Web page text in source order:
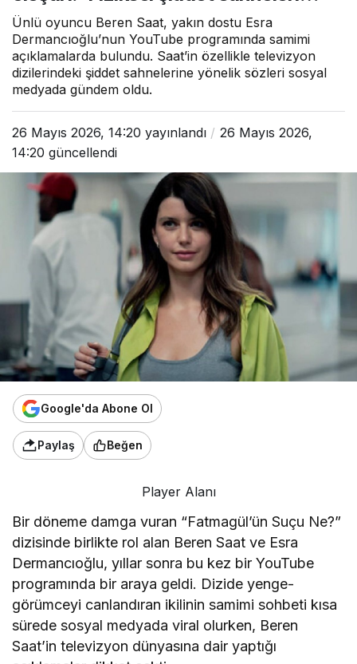
Ünlü oyuncu Beren Saat, yakın dostu Esra
Dermancıoğlu’nun YouTube programında samimi
açıklamalarda bulundu. Saat’in özellikle televizyon
dizilerindeki şiddet sahnelerine yönelik sözleri sosyal
medyada gündem oldu.
26 Mayıs 2026, 14:20 yayınlandı
26 Mayıs 2026,
14:20 güncellendi
Google'da Abone Ol
Paylaş Beğen
Player Alanı
Bir döneme damga vuran “Fatmagül’ün Suçu Ne?”
dizisinde birlikte rol alan Beren Saat ve Esra
Dermancıoğlu, yıllar sonra bu kez bir YouTube
programında bir araya geldi. Dizide yenge-
görümceyi canlandıran ikilinin samimi sohbeti kısa
sürede sosyal medyada viral olurken, Beren
Saat’in televizyon dünyasına dair yaptığı